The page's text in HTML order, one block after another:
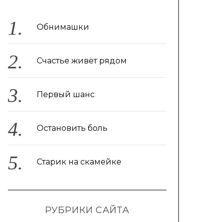
Обнимашки
Счастье живёт рядом
Первый шанс
Остановить боль
Старик на скамейке
РУБРИКИ САЙТА